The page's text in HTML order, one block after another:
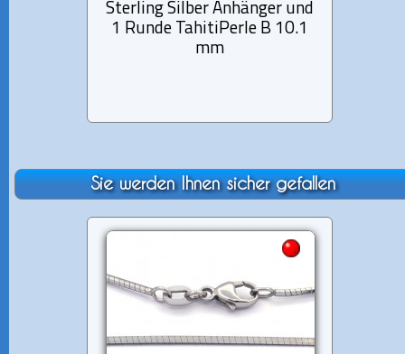
Sterling Silber Anhänger und
1 Runde TahitiPerle B 10.1
mm
Sie werden Ihnen sicher gefallen